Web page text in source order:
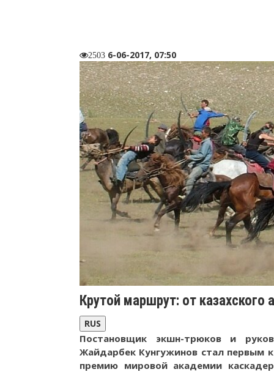
2503 6-06-2017, 07:50
Крутой маршрут: от казахского
RUS
Постановщик экшн-трюков и
Жайдарбек Кунгужинов стал первым
премию мировой академии